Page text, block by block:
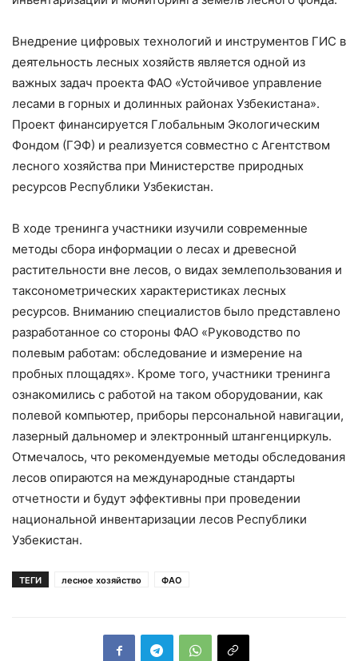
Внедрение цифровых технологий и инструментов ГИС в
деятельность лесных хозяйств является одной из
важных задач проекта ФАО «Устойчивое управление
лесами в горных и долинных районах Узбекистана».
Проект финансируется Глобальным Экологическим
Фондом (ГЭФ) и реализуется совместно с Агентством
лесного хозяйства при Министерстве природных
ресурсов Республики Узбекистан.
В ходе тренинга участники изучили современные
методы сбора информации о лесах и древесной
растительности вне лесов, о видах землепользования и
таксонометрических характеристиках лесных
ресурсов. Вниманию специалистов было представлено
разработанное со стороны ФАО «Руководство по
полевым работам: обследование и измерение на
пробных площадях». Кроме того, участники тренинга
ознакомились с работой на таком оборудовании, как
полевой компьютер, приборы персональной навигации,
лазерный дальномер и электронный штангенциркуль.
Отмечалось, что рекомендуемые методы обследования
лесов опираются на международные стандарты
отчетности и будут эффективны при проведении
национальной инвентаризации лесов Республики
Узбекистан.
ТЕГИ лесное хозяйство ФАО